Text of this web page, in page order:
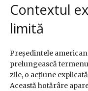
Contextul
limită
Președintele
prelungească
zile, o acțiune
Această hotărâre